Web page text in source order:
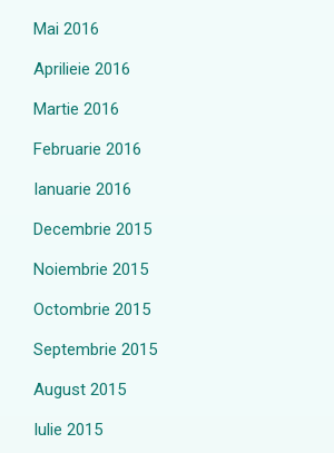
Mai 2016
Aprilieie 2016
Martie 2016
Februarie 2016
Ianuarie 2016
Decembrie 2015
Noiembrie 2015
Octombrie 2015
Septembrie 2015
August 2015
Iulie 2015